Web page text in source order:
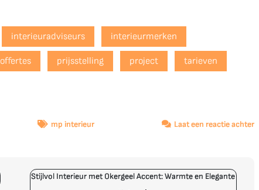
interieuradviseurs interieurmerken
offertes prijsstelling project tarieven
mp interieur Laat een reactie achterop
Stijlvol Interieur met Okergeel Accent: Warmte en Elegante